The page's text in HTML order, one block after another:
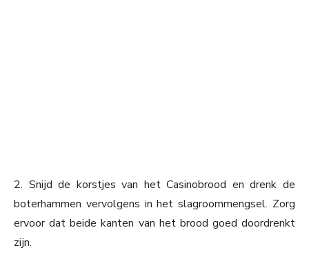
2. Snijd de korstjes van het Casinobrood en drenk de
boterhammen vervolgens in het slagroommengsel. Zorg
ervoor dat beide kanten van het brood goed doordrenkt
zijn.